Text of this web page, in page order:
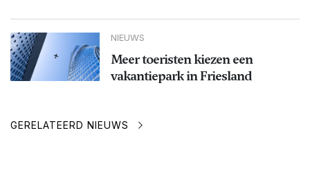
NIEUWS
Meer toeristen kiezen een
vakantiepark in Friesland
GERELATEERD NIEUWS